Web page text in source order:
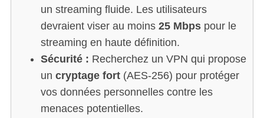
un streaming fluide. Les utilisateurs
devraient viser au moins 25 Mbpspour le
streaming en haute définition.
Sécurité : Recherchez un VPN qui propose
un cryptage fort(AES-256) pour protéger
vos données personnelles contre les
menaces potentielles.